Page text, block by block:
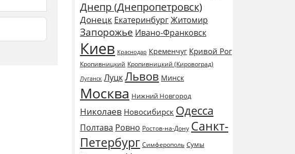
Днепр (Днепропетровск)
Донецк ЕкатеринбургЖитомир
Запорожье Ивано-Франковск
Киев Краснодар Кременчуг Кривой Рог
Кропивницкий Кропивницкий (Кировоград)
Луганск ЛуцкЛьвов Минск
Москва Нижний Новгород
Николаев Новосибирск Одесса
Полтава Ровно Ростов-на-Дону Санкт-
Петербург Симферополь Сумы